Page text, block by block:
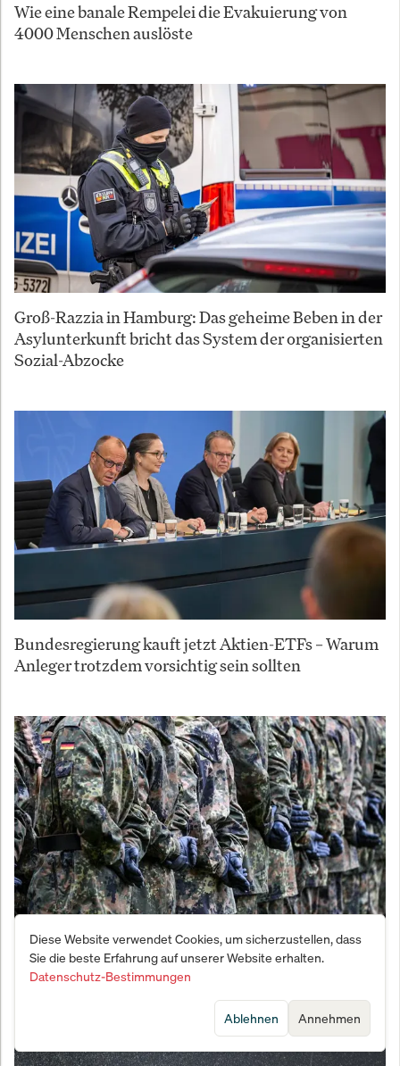
Wie eine banale Rempelei die Evakuierung von
4000 Menschen auslöste
Groß-Razzia in Hamburg: Das geheime Beben in der
Asylunterkunft bricht das System der organisierten
Sozial-Abzocke
Bundesregierung kauft jetzt Aktien-ETFs – Warum
Anleger trotzdem vorsichtig sein sollten
Vernichtungsschlag gegen den Fachkräftemangel:
Bundeswehr meldet Bewerber-Beben
Diese Website verwendet Cookies, um sicherzustellen, dass
Sie die beste Erfahrung auf unserer Website erhalten.
Datenschutz-Bestimmungen
Annehmen
Ablehnen